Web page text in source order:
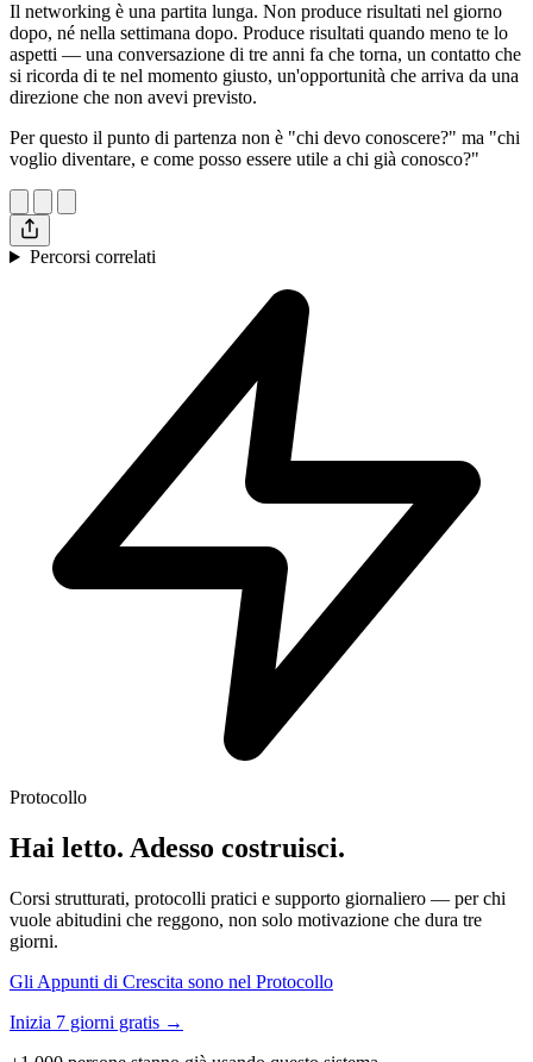
Il networking è una partita lunga. Non produce risultati nel giorno
dopo, né nella settimana dopo. Produce risultati quando meno te lo
aspetti — una conversazione di tre anni fa che torna, un contatto che
si ricorda di te nel momento giusto, un'opportunità che arriva da una
direzione che non avevi previsto.
Per questo il punto di partenza non è "chi devo conoscere?" ma "chi
voglio diventare, e come posso essere utile a chi già conosco?"
Percorsi correlati
Protocollo
Hai letto. Adesso costruisci.
Corsi strutturati, protocolli pratici e supporto giornaliero — per chi
vuole abitudini che reggono, non solo motivazione che dura tre
giorni.
Gli Appunti di Crescita sono nel Protocollo
Inizia 7 giorni gratis →